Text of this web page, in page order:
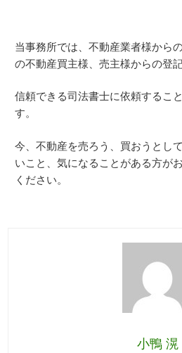
当事務所では、不動産業者様から
の不動産買主様、売主様からの登
信頼できる司法書士に依頼するこ
す。
今、不動産を売ろう、買おうとし
いこと、気になることがある方が
ください。
小鴨 滉